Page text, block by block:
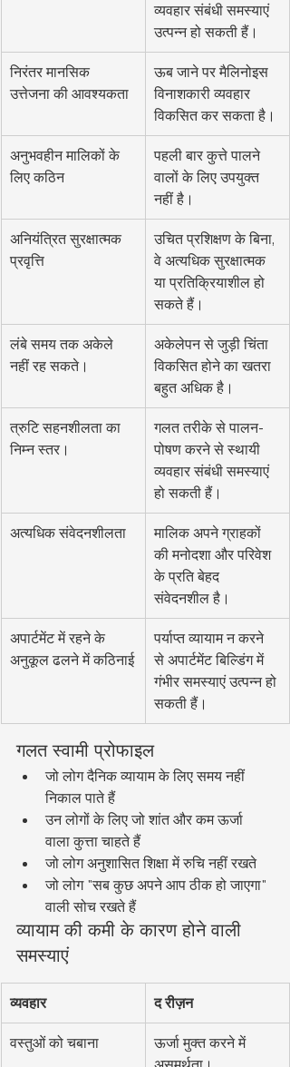
व्यवहार संबंधी समस्याएं
उत्पन्न हो सकती हैं।
निरंतर मानसिक
उत्तेजना की आवश्यकता
ऊब जाने पर मैलिनोइस
विनाशकारी व्यवहार
विकसित कर सकता है।
अनुभवहीन मालिकों के
लिए कठिन
पहली बार कुत्ते पालने
वालों के लिए उपयुक्त
नहीं है।
अनियंत्रित सुरक्षात्मक
प्रवृत्ति
उचित प्रशिक्षण के बिना,
वे अत्यधिक सुरक्षात्मक
या प्रतिक्रियाशील हो
सकते हैं।
लंबे समय तक अकेले
नहीं रह सकते।
अकेलेपन से जुड़ी चिंता
विकसित होने का खतरा
बहुत अधिक है।
त्रुटि सहनशीलता का
निम्न स्तर।
गलत तरीके से पालन-
पोषण करने से स्थायी
व्यवहार संबंधी समस्याएं
हो सकती हैं।
अत्यधिक संवेदनशीलता
मालिक अपने ग्राहकों
की मनोदशा और परिवेश
के प्रति बेहद
संवेदनशील है।
अपार्टमेंट में रहने के
अनुकूल ढलने में कठिनाई
पर्याप्त व्यायाम न करने
से अपार्टमेंट बिल्डिंग में
गंभीर समस्याएं उत्पन्न हो
सकती हैं।
गलत स्वामी प्रोफाइल
जो लोग दैनिक व्यायाम के लिए समय नहीं
निकाल पाते हैं
उन लोगों के लिए जो शांत और कम ऊर्जा
वाला कुत्ता चाहते हैं
जो लोग अनुशासित शिक्षा में रुचि नहीं रखते
जो लोग "सब कुछ अपने आप ठीक हो जाएगा"
वाली सोच रखते हैं
व्यायाम की कमी के कारण होने वाली
समस्याएं
व्यवहार द रीज़न
वस्तुओं को चबाना
ऊर्जा मुक्त करने में